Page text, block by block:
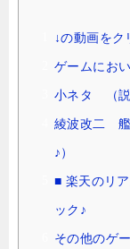
↓の動画をク
ゲームにお
小ネタ （説
綾波改二 艦
♪）
■ 楽天のリ
ック♪
その他のゲ